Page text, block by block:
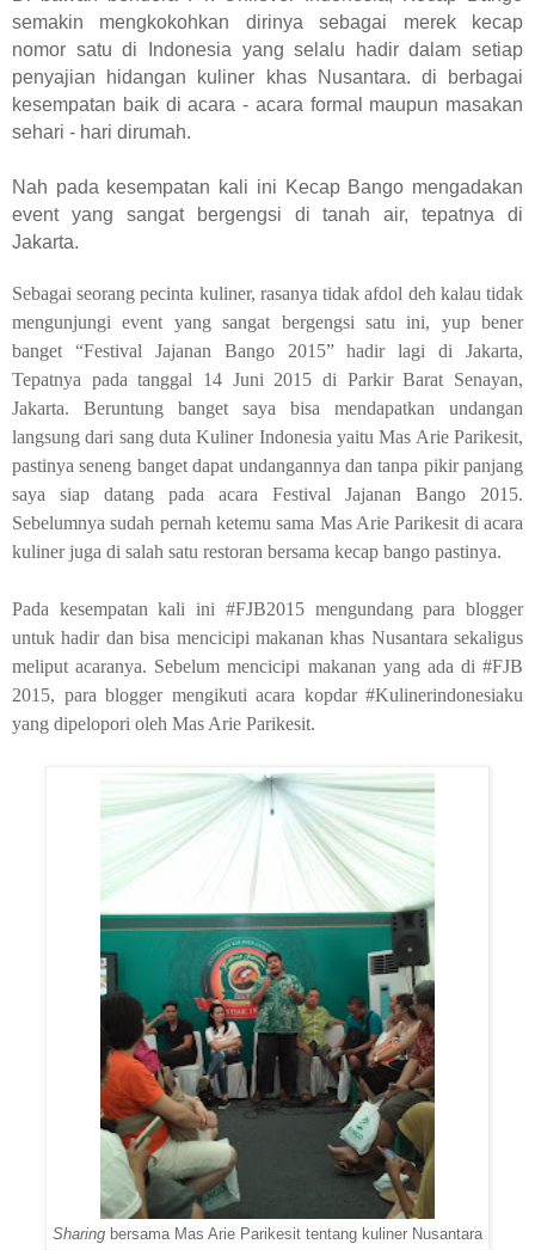
semakin mengkokohkan dirinya sebagai merek kecap
nomor satu di Indonesia yang selalu hadir dalam setiap
penyajian hidangan kuliner khas Nusantara. di berbagai
kesempatan baik di acara - acara formal maupun masakan
sehari - hari dirumah.
Nah pada kesempatan kali ini Kecap Bango mengadakan
event yang sangat bergengsi di tanah air, tepatnya di
Jakarta.
Sebagai seorang pecinta kuliner, rasanya tidak afdol deh kalau tidak
mengunjungi event yang sangat bergengsi satu ini, yup bener
banget “Festival Jajanan Bango 2015” hadir lagi di Jakarta,
Tepatnya pada tanggal 14 Juni 2015 di Parkir Barat Senayan,
Jakarta. Beruntung banget saya bisa mendapatkan undangan
langsung dari sang duta Kuliner Indonesia yaitu Mas Arie Parikesit,
pastinya seneng banget dapat undangannya dan tanpa pikir panjang
saya siap datang pada acara Festival Jajanan Bango 2015.
Sebelumnya sudah pernah ketemu sama Mas Arie Parikesit di acara
kuliner juga di salah satu restoran bersama kecap bango pastinya.
Pada kesempatan kali ini #FJB2015 mengundang para blogger
untuk hadir dan bisa mencicipi makanan khas Nusantara sekaligus
meliput acaranya. Sebelum mencicipi makanan yang ada di #FJB
2015, para blogger mengikuti acara kopdar #Kulinerindonesiaku
yang dipelopori oleh Mas Arie Parikesit.
Sharing bersama Mas Arie Parikesit tentang kuliner Nusantara